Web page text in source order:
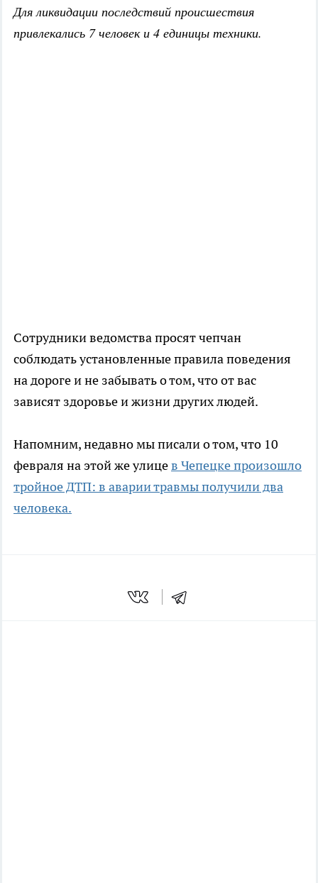
Для ликвидации последствий происшествия
привлекались 7 человек и 4 единицы техники.
Сотрудники ведомства просят чепчан
соблюдать установленные правила поведения
на дороге и не забывать о том, что от вас
зависят здоровье и жизни других людей.
Напомним, недавно мы писали о том, что 10
февраля на этой же улицев Чепецке произошло
тройное ДТП: в аварии травмы получили два
человека.